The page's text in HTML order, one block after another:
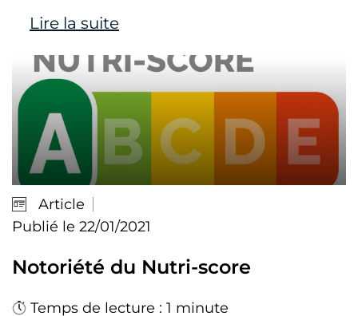
Lire la suite
Article
Publié le 22/01/2021
Notoriété du Nutri-score
Temps de lecture : 1 minute